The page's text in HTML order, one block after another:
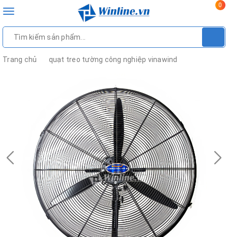
Toggle
0
Trang chủ quạt treo tường công nghiệp vinawind